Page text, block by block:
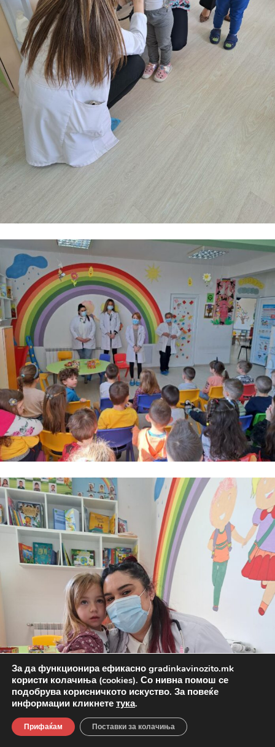
За да функционира ефикасно gradinkavinozito.mk
користи колачиња (cookies). Со нивна помош се
подобрува корисничкото искуство. За повеќе
информации кликнете тука.
Прифаќам Поставки за колачиња